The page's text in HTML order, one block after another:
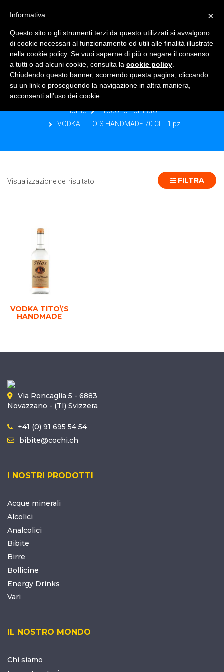
VODKA TITO´S HANDMADE 70 CL - 1
Home
Prodotto Formato
VODKA TITO´S HANDMADE 70 CL - 1 pz
Visualizzazione del risultato FILTRA
VODKA TITO\’S
HANDMADE
Via Roncaglia 5 - 6883
Novazzano - (TI) Svizzera
+41 (0) 91 695 54 54
bibite@cochi.ch
I NOSTRI PRODOTTI
Acque minerali
Alcolici
Analcolici
Bibite
Birre
Bollicine
Energy Drinks
Vari
IL NOSTRO MONDO
Chi siamo
×
Informativa
Questo sito o gli strumenti terzi da questo utilizzati si avvalgono
di cookie necessari al funzionamento ed utili alle finalità illustrate
nella cookie policy. Se vuoi saperne di più o negare il consenso
a tutti o ad alcuni cookie, consulta la cookie policy
Chiudendo questo banner, scorrendo questa pagina, cliccando
su un link o proseguendo la navigazione in altra maniera,
acconsenti all’uso dei cookie.